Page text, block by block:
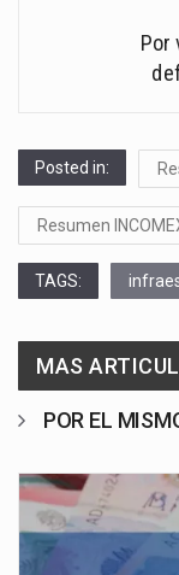
Por
Posted in:
Resumen
TAGS:
MAS
POR EL